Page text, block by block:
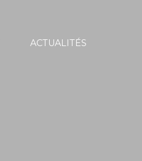
ACTUALITÉS